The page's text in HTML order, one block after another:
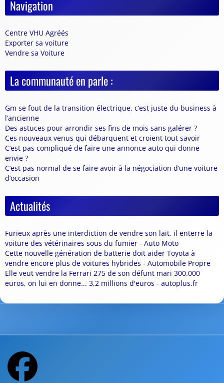
Navigation
Centre VHU Agréés
Exporter sa voiture
Vendre sa Voiture
La communauté en parle :
Gm se fout de la transition électrique, c’est juste du business à
l’ancienne
Des astuces pour arrondir ses fins de mois sans galérer ?
Ces nouveaux venus qui débarquent et croient tout savoir
C’est pas compliqué de faire une annonce auto qui donne
envie ?
C’est pas normal de se faire avoir à la négociation d’une voiture
d’occasion
Actualités
Furieux après une interdiction de vendre son lait, il enterre la
voiture des vétérinaires sous du fumier - Auto Moto
Cette nouvelle génération de batterie doit aider Toyota à
vendre encore plus de voitures hybrides - Automobile Propre
Elle veut vendre la Ferrari 275 de son défunt mari 300.000
euros, on lui en donne... 3,2 millions d'euros - autoplus.fr